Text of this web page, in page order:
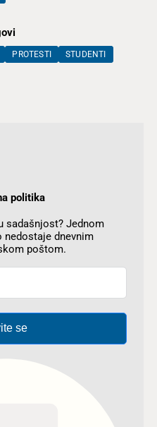
PROTESTI
STUDENTI
politika
sadašnjost? Jednom
dnevnim
poštom.
se